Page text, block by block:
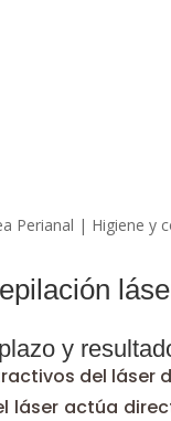
y
del
láser actúa